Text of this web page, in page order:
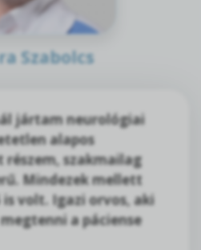
Szabolcs
jártam neurológiai
alapos
szakmailag
Mindezek mellett
volt. Igazi orvos, aki
a páciense